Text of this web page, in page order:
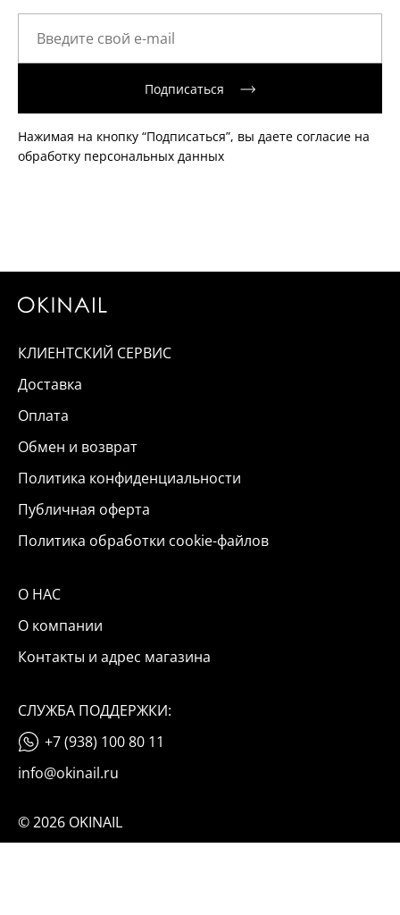
Подписаться
Нажимая на кнопку “Подписаться”, вы даете согласие на
обработку персональных данных
КЛИЕНТСКИЙ СЕРВИС
Доставка
Оплата
Обмен и возврат
Политика конфиденциальности
Публичная оферта
Политика обработки cookie-файлов
О НАС
О компании
Контакты и адрес магазина
СЛУЖБА ПОДДЕРЖКИ:
+7 (938) 100 80 11
info@okinail.ru
© 2026 OKINAIL